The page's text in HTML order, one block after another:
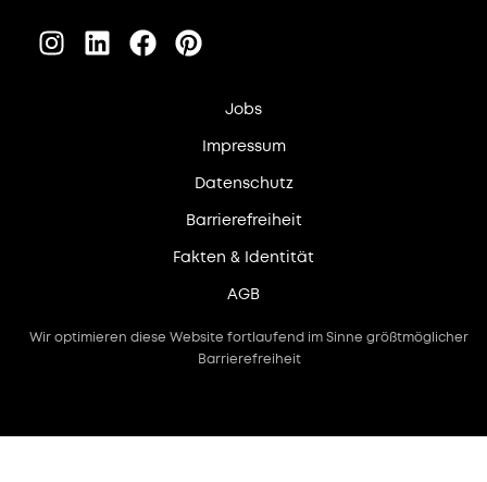
Jobs
Impressum
Datenschutz
Barrierefreiheit
Fakten & Identität
AGB
Wir optimieren diese Website fortlaufend im Sinne größtmöglicher
Barrierefreiheit